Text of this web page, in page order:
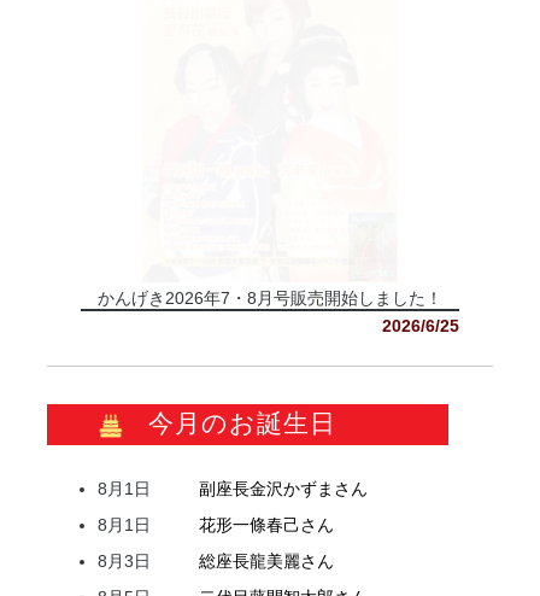
かんげき2026年7・8月号販売開始しました！
2026/6/25
今月のお誕生日
8月1日 副座長金沢かずま さん
8月1日
花形一條春己さん
8月3日
総座長龍美麗さん